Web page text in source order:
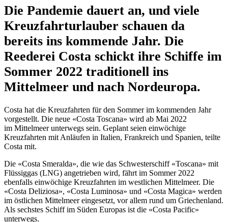
fahren
die
Costa-
Schiffe
im
Sommer
2022?
Die Pandemie dauert an, und viele
Kreuzfahrturlauber schauen da
bereits ins kommende Jahr. Die
Reederei Costa schickt ihre Schiffe im
Sommer 2022 traditionell ins
Mittelmeer und nach Nordeuropa.
Costa hat die Kreuzfahrten für den Sommer im kommenden Jahr
vorgestellt. Die neue «Costa Toscana» wird ab Mai 2022
im Mittelmeer unterwegs sein. Geplant seien einwöchige
Kreuzfahrten mit Anläufen in Italien, Frankreich und Spanien, teilte
Costa mit.
Die «Costa Smeralda», die wie das Schwesterschiff «Toscana» mit
Flüssiggas (LNG) angetrieben wird, fährt im Sommer 2022
ebenfalls einwöchige Kreuzfahrten im westlichen Mittelmeer. Die
«Costa Deliziosa», «Costa Luminosa» und «Costa Magica» werden
im östlichen Mittelmeer eingesetzt, vor allem rund um Griechenland.
Als sechstes Schiff im Süden Europas ist die «Costa Pacific»
unterwegs.